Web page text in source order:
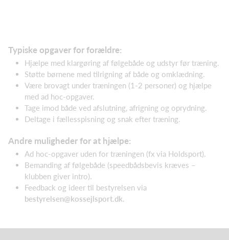
Typiske opgaver for forældre:
Hjælpe med klargøring af følgebåde og udstyr før træning.
Støtte børnene med tilrigning af både og omklædning.
Være brovagt under træningen (1-2 personer) og hjælpe
med ad hoc-opgaver.
Tage imod både ved afslutning, afrigning og oprydning.
Deltage i fællesspisning og snak efter træning.
Andre muligheder for at hjælpe:
Ad hoc-opgaver uden for træningen (fx via Holdsport).
Bemanding af følgebåde (speedbådsbevis kræves –
klubben giver intro).
Feedback og ideer til bestyrelsen via
bestyrelsen@kossejlsport.dk.